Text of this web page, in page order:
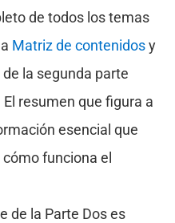
de todos los temas
Matriz de contenidosy
de la segunda parte
resumen que figura a
esencial que
funciona el
de la Parte Dos es